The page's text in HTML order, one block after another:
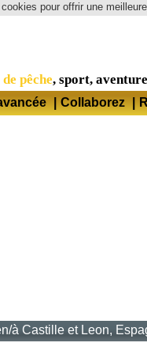
pour offrir une
pêche, sport,
| Collaborez |
à Castille et Leon,